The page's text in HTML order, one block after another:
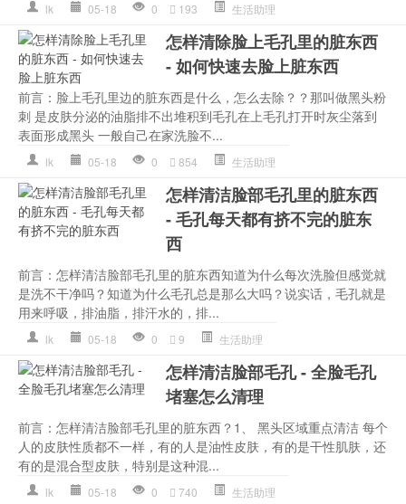
lk 05-18 0 193 生活助理
怎样清除脸上毛孔里的脏东西
- 如何快速去脸上脏东西
前言：脸上毛孔里边的脏东西是什么，怎么去除？？那叫做黑头粉
刺 是皮肤分泌的油脂排不出堆积到毛孔在上毛孔打开时灰尘落到
表面形成黑头 一般自己在家洗脸不...
lk 05-18 0 854 生活助理
怎样清洁脸部毛孔里的脏东西
- 毛孔每天都有挤不完的脏东
西
前言：怎样清洁脸部毛孔里的脏东西知道为什么每次洗脸但感觉就
是洗不干净吗？知道为什么毛孔总是那么大吗？说实话，毛孔就是
用来呼吸，排油脂，排汗水的，排...
lk 05-18 0 9 生活助理
怎样清洁脸部毛孔 - 全脸毛孔
堵塞怎么清理
前言：怎样清洁脸部毛孔里的脏东西？1、 黑头区域重点清洁 每个
人的皮肤性质都不一样，有的人是油性皮肤，有的是干性肌肤，还
有的是混合型皮肤，特别是这种混...
lk 05-18 0 740 生活助理